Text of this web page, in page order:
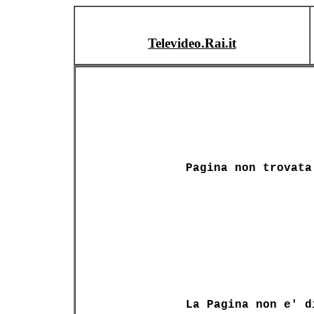
Televideo.Rai.it
Pagina non trovata
La Pagina non e'